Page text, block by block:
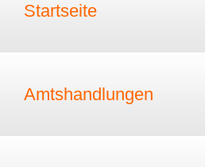
Startseite
Amtshandlungen